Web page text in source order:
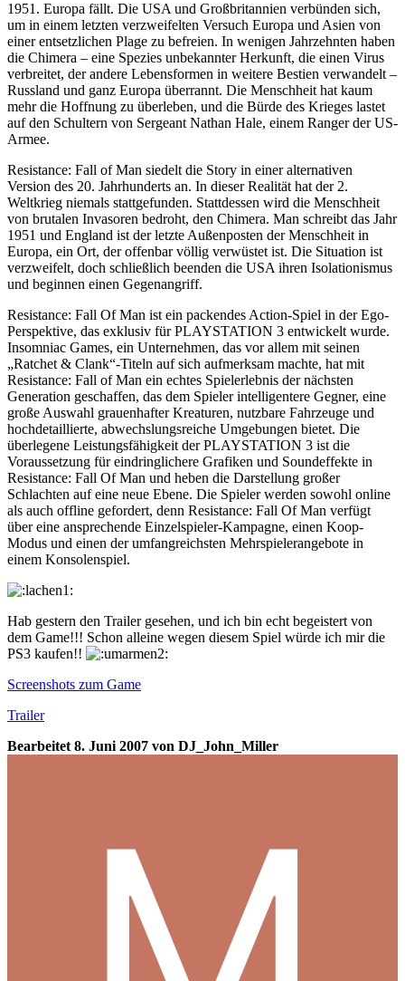
1951. Europa fällt. Die USA und Großbritannien verbünden sich,
um in einem letzten verzweifelten Versuch Europa und Asien von
einer entsetzlichen Plage zu befreien. In wenigen Jahrzehnten haben
die Chimera – eine Spezies unbekannter Herkunft, die einen Virus
verbreitet, der andere Lebensformen in weitere Bestien verwandelt –
Russland und ganz Europa überrannt. Die Menschheit hat kaum
mehr die Hoffnung zu überleben, und die Bürde des Krieges lastet
auf den Schultern von Sergeant Nathan Hale, einem Ranger der US-
Armee.
Resistance: Fall of Man siedelt die Story in einer alternativen
Version des 20. Jahrhunderts an. In dieser Realität hat der 2.
Weltkrieg niemals stattgefunden. Stattdessen wird die Menschheit
von brutalen Invasoren bedroht, den Chimera. Man schreibt das Jahr
1951 und England ist der letzte Außenposten der Menschheit in
Europa, ein Ort, der offenbar völlig verwüstet ist. Die Situation ist
verzweifelt, doch schließlich beenden die USA ihren Isolationismus
und beginnen einen Gegenangriff.
Resistance: Fall Of Man ist ein packendes Action-Spiel in der Ego-
Perspektive, das exklusiv für PLAYSTATION 3 entwickelt wurde.
Insomniac Games, ein Unternehmen, das vor allem mit seinen
„Ratchet & Clank“-Titeln auf sich aufmerksam machte, hat mit
Resistance: Fall of Man ein echtes Spielerlebnis der nächsten
Generation geschaffen, das dem Spieler intelligentere Gegner, eine
große Auswahl grauenhafter Kreaturen, nutzbare Fahrzeuge und
hochdetaillierte, abwechslungsreiche Umgebungen bietet. Die
überlegene Leistungsfähigkeit der PLAYSTATION 3 ist die
Voraussetzung für eindringlichere Grafiken und Soundeffekte in
Resistance: Fall Of Man und heben die Darstellung großer
Schlachten auf eine neue Ebene. Die Spieler werden sowohl online
als auch offline gefordert, denn Resistance: Fall Of Man verfügt
über eine ansprechende Einzelspieler-Kampagne, einen Koop-
Modus und einen der umfangreichsten Mehrspielerangebote in
einem Konsolenspiel.
Hab gestern den Trailer gesehen, und ich bin echt begeistert von
dem Game!!! Schon alleine wegen diesem Spiel würde ich mir die
PS3 kaufen!!
Screenshots zum Game
Trailer
Bearbeitet 8. Juni 2007 von DJ_John_Miller